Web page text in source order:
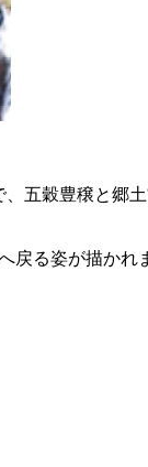
五穀豊穣と郷
戻る姿が描かれ